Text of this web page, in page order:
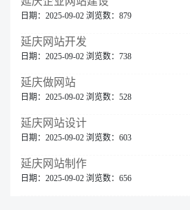
日期：2025-09-02 浏览数：879
延庆网站开发
日期：2025-09-02 浏览数：738
延庆做网站
日期：2025-09-02 浏览数：528
延庆网站设计
日期：2025-09-02 浏览数：603
延庆网站制作
日期：2025-09-02 浏览数：656